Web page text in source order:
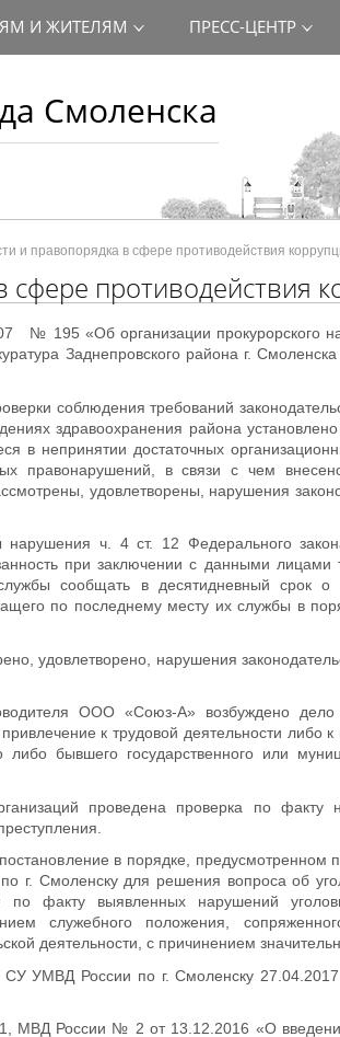
Смоленска
И ЖИТЕЛЯМ ПРЕСС-ЦЕНТР
и правопорядка в сфере противодействия
противодействия
№ 195 «Об организации прокурорского
Заднепровского района г.
соблюдения требований
здравоохранения района
в непринятии достаточных
правонарушений, в связи с чем
удовлетворены, нарушения
ч. 4 ст. 12 Федерального
при заключении с данными лицами
сообщать в десятидневный срок о
по последнему месту их службы в
удовлетворено, нарушения
ООО «Союз-А» возбуждено дело
к трудовой деятельности либо
бывшего государственного или
проведена проверка по факту
в порядке,
Смоленску для решения вопроса об
факту выявленных нарушений
служебного положения,
деятельности, с причинением
УМВД России по г. Смоленску 27.04.2017
МВД России № 2 от 13.12.2016 «О